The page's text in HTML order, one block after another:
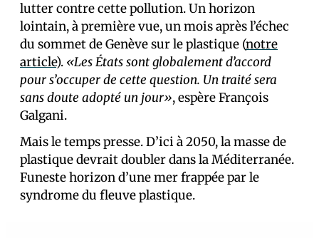
lutter contre cette pollution. Un horizon
lointain, à première vue, un mois après l’échec
du sommet de Genève sur le plastique (notre
article). «Les États sont globalement d’accord
pour s’occuper de cette question. Un traité sera
sans doute adopté un jour», espère François
Galgani.
Mais le temps presse. D’ici à 2050, la masse de
plastique devrait doubler dans la Méditerranée.
Funeste horizon d’une mer frappée par le
syndrome du fleuve plastique.